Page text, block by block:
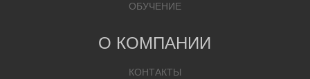
ОБУЧЕНИЕ
О КОМПАНИИ
КОНТАКТЫ